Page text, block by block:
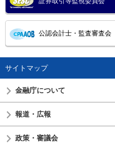
公認会計士・監査審査会
サイトマップ
金融庁について
報道・広報
政策・審議会